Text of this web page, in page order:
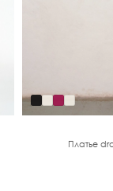
Платье